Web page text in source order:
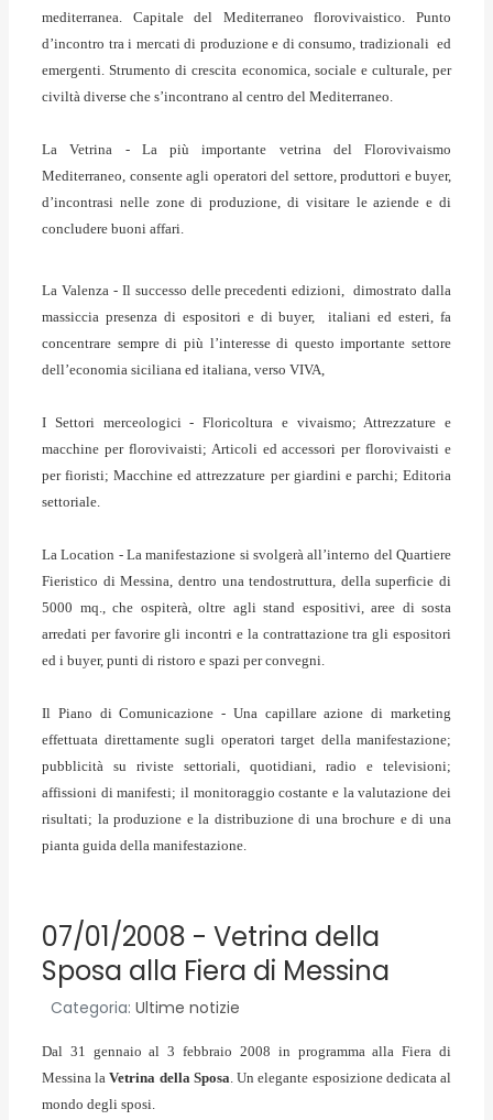
mediterranea. Capitale del Mediterraneo florovivaistico. Punto
d’incontro tra i mercati di produzione e di consumo, tradizionali ed
emergenti. Strumento di crescita economica, sociale e culturale, per
civiltà diverse che s’incontrano al centro del Mediterraneo.
La Vetrina - La più importante vetrina del Florovivaismo
Mediterraneo, consente agli operatori del settore, produttori e buyer,
d’incontrasi nelle zone di produzione, di visitare le aziende e di
concludere buoni affari.
La Valenza - Il successo delle precedenti edizioni, dimostrato dalla
massiccia presenza di espositori e di buyer, italiani ed esteri, fa
concentrare sempre di più l’interesse di questo importante settore
dell’economia siciliana ed italiana, verso VIVA,
I Settori merceologici- Floricoltura e vivaismo; Attrezzature e
macchine per florovivaisti; Articoli ed accessori per florovivaisti e
per fioristi; Macchine ed attrezzature per giardini e parchi; Editoria
settoriale.
La Location - La manifestazione si svolgerà all’interno del Quartiere
Fieristico di Messina, dentro una tendostruttura, della superficie di
5000 mq., che ospiterà, oltre agli stand espositivi, aree di sosta
arredati per favorire gli incontri e la contrattazione tra gli espositori
ed i buyer, punti di ristoro e spazi per convegni.
Il Piano di Comunicazione - Una capillare azione di marketing
effettuata direttamente sugli operatori target della manifestazione;
pubblicità su riviste settoriali, quotidiani, radio e televisioni;
affissioni di manifesti; il monitoraggio costante e la valutazione dei
risultati; la produzione e la distribuzione di una brochure e di una
pianta guida della manifestazione.
07/01/2008 - Vetrina della
Sposa alla Fiera di Messina
Categoria: Ultime notizie
Dal 31 gennaio al 3 febbraio 2008 in programma alla Fiera di
Messina laVetrina della Sposa. Un elegante esposizione dedicata al
mondo degli sposi.